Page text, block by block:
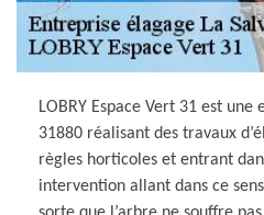
LOBRY Espace Vert 31 est
31880 réalisant des travaux
règles horticoles et entrant
intervention allant dans ce